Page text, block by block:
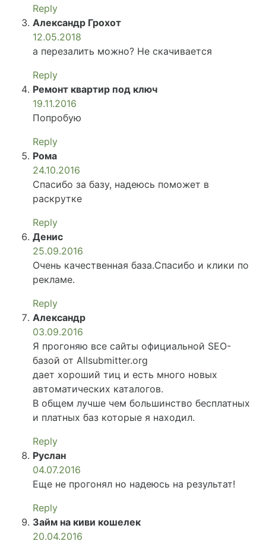
Reply
Александр Грохот
12.05.2018
а перезалить можно? Не скачивается
Reply
Ремонт квартир под ключ
19.11.2016
Попробую
Reply
Рома
24.10.2016
Спасибо за базу, надеюсь поможет в
раскрутке
Reply
Денис
25.09.2016
Очень качественная база.Спасибо и клики по
рекламе.
Reply
Александр
03.09.2016
Я прогоняю все сайты официальной SEO-
базой от Allsubmitter.org
дает хороший тиц и есть много новых
автоматических каталогов.
В общем лучше чем большинство бесплатных
и платных баз которые я находил.
Reply
Руслан
04.07.2016
Еще не прогонял но надеюсь на результат!
Reply
Займ на киви кошелек
20.04.2016